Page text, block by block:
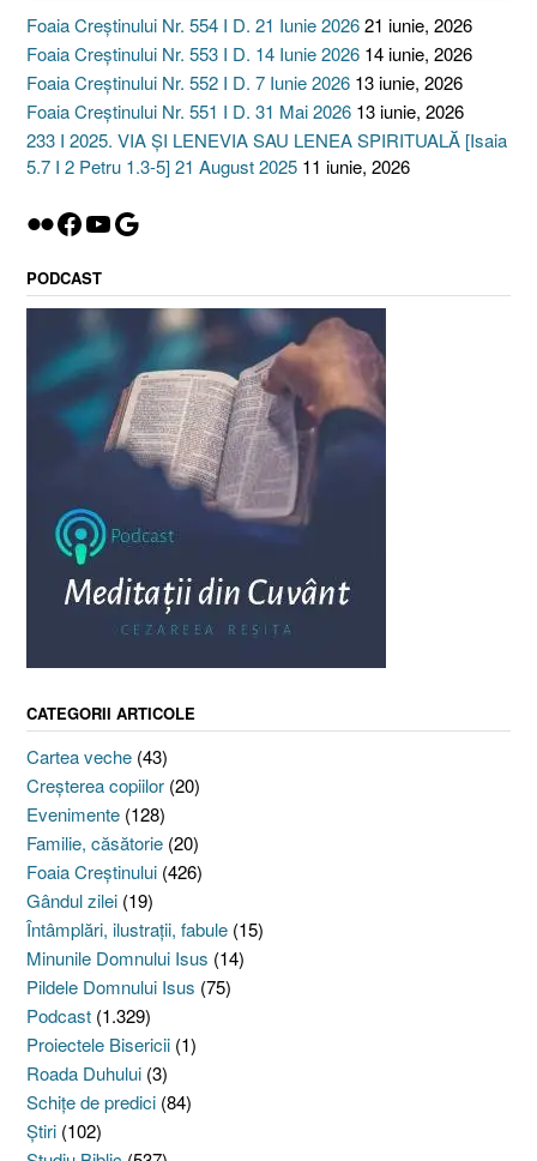
Foaia Creștinului Nr. 554 I D. 21 Iunie 202621 iunie, 2026
Foaia Creștinului Nr. 553 I D. 14 Iunie 2026 14 iunie, 2026
Foaia Creștinului Nr. 552 I D. 7 Iunie 2026 13 iunie, 2026
Foaia Creștinului Nr. 551 I D. 31 Mai 2026 13 iunie, 2026
233 I 2025. VIA ȘI LENEVIA SAU LENEA SPIRITUALĂ [Isaia
5.7 I 2 Petru 1.3-5] 21 August 2025 11 iunie, 2026
Flickr
Facebook
YouTube
Google
PODCAST
CATEGORII ARTICOLE
Cartea veche (43)
Creşterea copiilor (20)
Evenimente (128)
Familie, căsătorie (20)
Foaia Creştinului (426)
Gândul zilei (19)
Întâmplări, ilustraţii, fabule (15)
Minunile Domnului Isus (14)
Pildele Domnului Isus (75)
Podcast (1.329)
Proiectele Bisericii (1)
Roada Duhului (3)
Schiţe de predici (84)
Ştiri (102)